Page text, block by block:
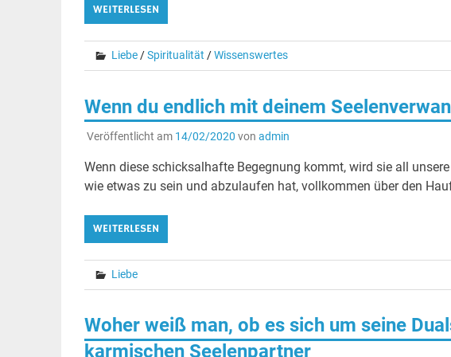
WEITERLESEN
Liebe/Spiritualität /Wissenswertes
Wenn du endlich mit deinem
Veröffentlicht am 14/02/2020 von admin
Wenn diese schicksalhafte Begegnung kommt, wird sie all
wie etwas zu sein und abzulaufen hat, vollkommen über den
WEITERLESEN
Liebe
Woher weiß man, ob es sich um seine
karmischen Seelenpartner